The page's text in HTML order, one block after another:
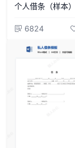
个人借条（样本）
6824